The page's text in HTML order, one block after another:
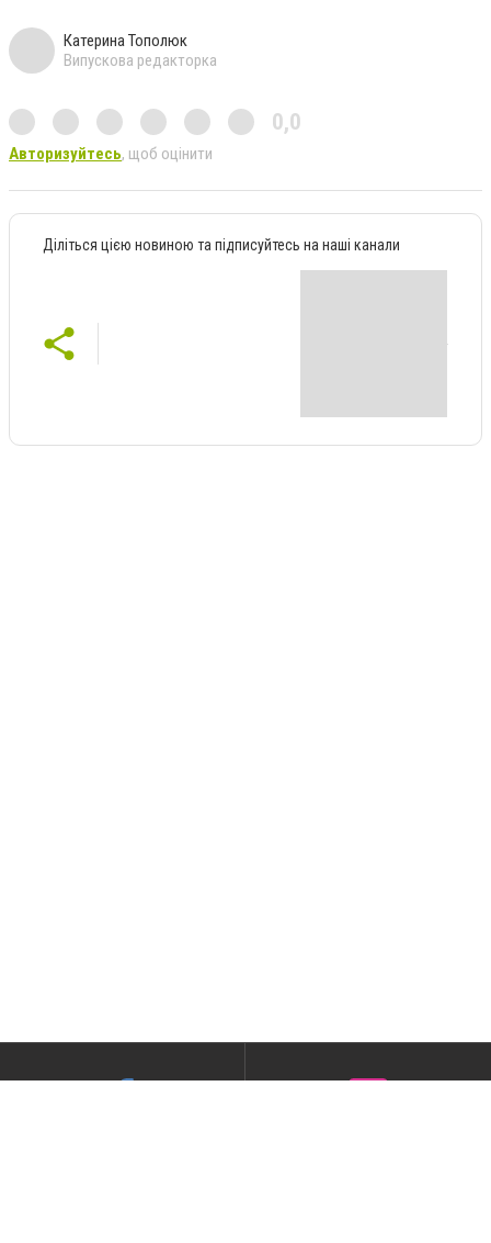
Катерина Тополюк
Випускова редакторка
0,0
Авторизуйтесь, щоб оцінити
Діліться цією новиною та підписуйтесь на наші канали